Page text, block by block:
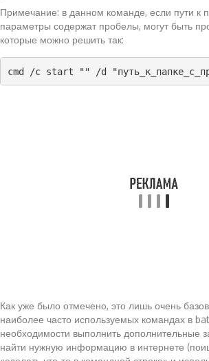
Примечание: в данном команде, если пути к
параметры содержат пробелы, могут быть
которые можно решить так:
cmd /c start "" /d
Как уже было отмечено, это лишь очень
наиболее часто используемых командах в
необходимости выполнить дополнительные
найти нужную информацию в интернете